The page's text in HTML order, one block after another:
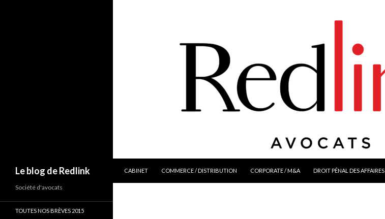
Le blog de Redlink
CABINET
COMMERCE / DISTRIBUTION CORPORATE / M&A DROIT PÉNAL DES AFFAIRES
Société d'avocats
TOUTES NOS BRÈVES 2015